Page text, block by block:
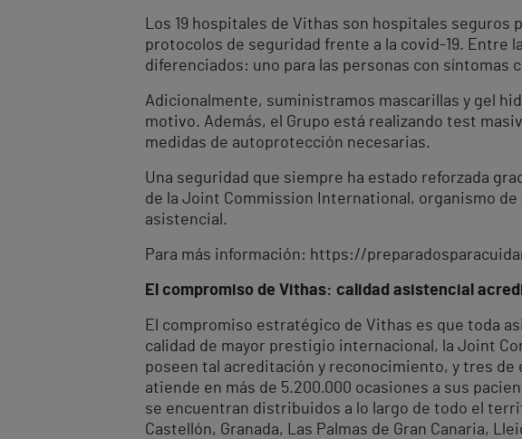
Los 19 hospitales de Vithas son hospitales
protocolos de seguridad frente a la covid-19. Entre
diferenciados: uno para las personas con síntomas
Adicionalmente, suministramos mascarillas y gel
motivo. Además, el Grupo está realizando test
medidas de autoprotección necesarias.
Una seguridad que siempre ha estado reforzada
de la Joint Commission International, organismo
asistencial.
Para más información: https://
El compromiso de Vithas: calidad asistencial
El compromiso estratégico de Vithas es que toda
calidad de mayor prestigio internacional, la Joint
poseen tal acreditación y reconocimiento, y tres de
atiende en más de 5.200.000 ocasiones a sus
se encuentran distribuidos a lo largo de todo el
Castellón, Granada, Las Palmas de Gran Canaria,